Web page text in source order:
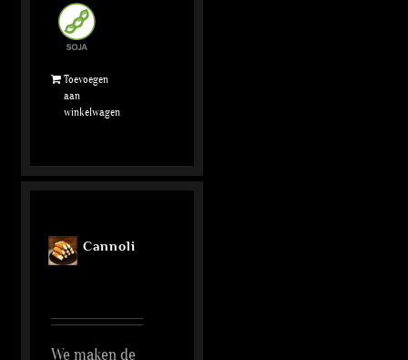
Toevoegen
aan
winkelwagen
Cannoli
We maken de